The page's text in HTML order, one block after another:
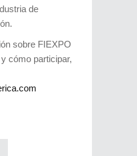
de
sobre FIEXPO
cómo participar,